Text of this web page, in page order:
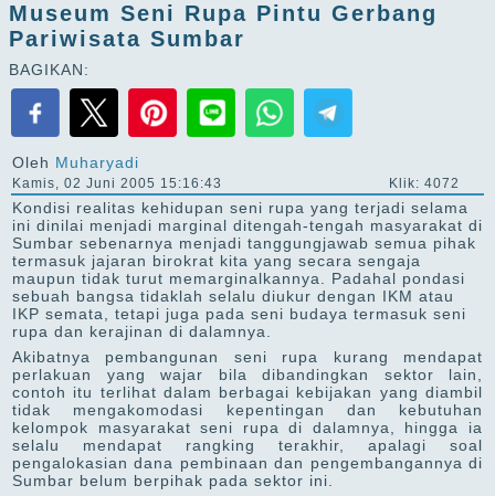
Museum Seni Rupa Pintu Gerbang
Pariwisata Sumbar
BAGIKAN:
Oleh Muharyadi
Kamis, 02 Juni 2005 15:16:43 Klik: 4072
Kondisi realitas kehidupan seni rupa yang terjadi selama
ini dinilai menjadi marginal ditengah-tengah masyarakat di
Sumbar sebenarnya menjadi tanggungjawab semua pihak
termasuk jajaran birokrat kita yang secara sengaja
maupun tidak turut memarginalkannya. Padahal pondasi
sebuah bangsa tidaklah selalu diukur dengan IKM atau
IKP semata, tetapi juga pada seni budaya termasuk seni
rupa dan kerajinan di dalamnya.
Akibatnya pembangunan seni rupa kurang mendapat
perlakuan yang wajar bila dibandingkan sektor lain,
contoh itu terlihat dalam berbagai kebijakan yang diambil
tidak mengakomodasi kepentingan dan kebutuhan
kelompok masyarakat seni rupa di dalamnya, hingga ia
selalu mendapat rangking terakhir, apalagi soal
pengalokasian dana pembinaan dan pengembangannya di
Sumbar belum berpihak pada sektor ini.